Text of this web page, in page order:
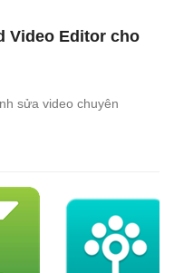
Video Editor cho
sửa video chuyên